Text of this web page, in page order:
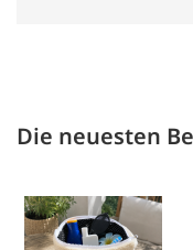
Die neuesten